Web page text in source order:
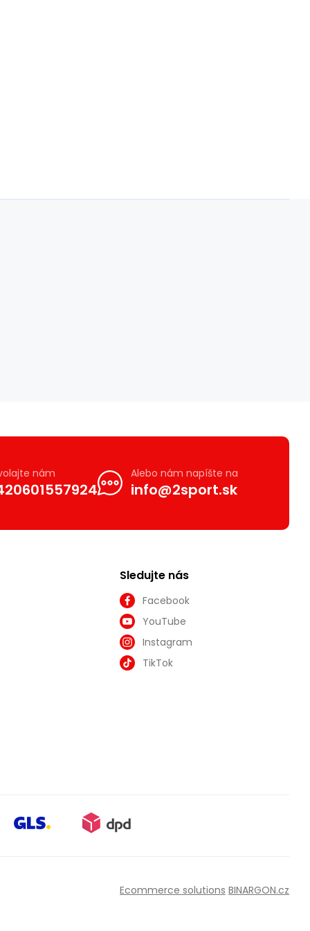
nám Alebo nám napíšte na
info@2sport.sk
Sledujte nás
Facebook
YouTube
Instagram
TikTok
Ecommerce solutions BINARGON.cz